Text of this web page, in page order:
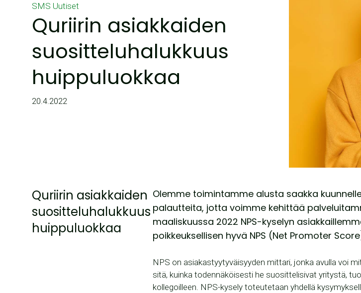
SMS Uutiset
Quriirin asiakkaiden
suositteluhalukkuus
huippuluokkaa
20.4.2022
Quriirin asiakkaiden
suositteluhalukkuus
huippuluokkaa
Olemme toimintamme alusta saakka
palautteita, jotta voimme kehittää
maaliskuussa 2022 NPS-kyselyn
poikkeuksellisen hyvä NPS (Net Promoter
NPS on asiakastyytyväisyyden mittari, jonka avulla voi
sitä, kuinka todennäköisesti he suosittelisivat yritystä,
kollegoilleen. NPS-kysely toteutetaan yhdellä